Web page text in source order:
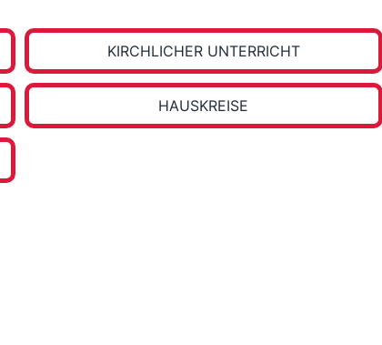
KIRCH­LICHER UNTERRICHT
HAUS­KREISE